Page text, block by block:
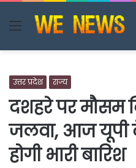
Menu
उत्तर प्रदेश राज्य
दशहरे पर मौसम
जलवा, आज यूपी
होगी भारी बारिश